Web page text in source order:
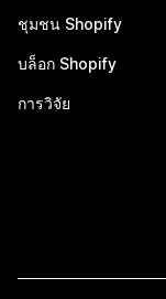
ชุมชน Shopify
บล็อก Shopify
การวิจัย